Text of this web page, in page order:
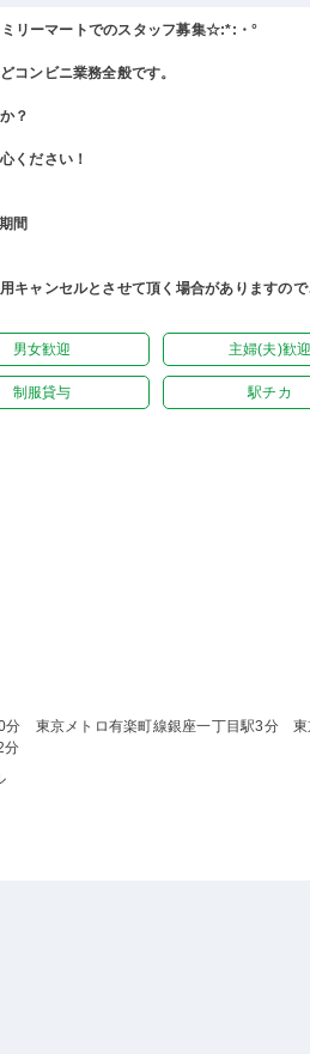
リーマートでのスタッフ募集☆:*:・°
コンビニ業務全般です。
？
ください！
間
キャンセルとさせて頂く場合がありますので
男女歓迎 主婦(夫)歓迎
制服貸与 駅チカ
東京メトロ有楽町線銀座一丁目駅3分 東
分